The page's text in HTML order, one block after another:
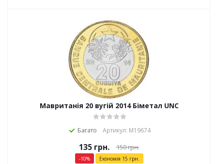
Мавританія 20 вугій 2014 Біметал UNC
Багато Артикул: М19674
135грн. 150грн.
-10% Економія 15 грн.